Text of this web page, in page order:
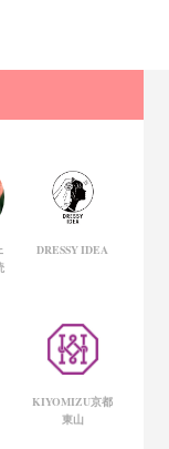
DRESSY IDEA
KIYOMIZU京都
東山